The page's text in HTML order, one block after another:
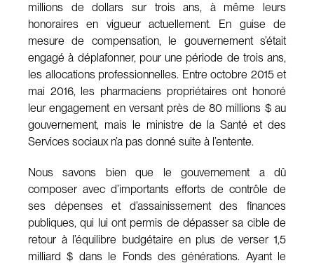
millions de dollars sur trois ans, à même leurs
honoraires en vigueur actuellement. En guise de
mesure de compensation, le gouvernement s’était
engagé à déplafonner, pour une période de trois ans,
les allocations professionnelles. Entre octobre 2015 et
mai 2016, les pharmaciens propriétaires ont honoré
leur engagement en versant près de 80 millions $ au
gouvernement, mais le ministre de la Santé et des
Services sociaux n’a pas donné suite à l’entente.
Nous savons bien que le gouvernement a dû
composer avec d’importants efforts de contrôle de
ses dépenses et d’assainissement des finances
publiques, qui lui ont permis de dépasser sa cible de
retour à l’équilibre budgétaire en plus de verser 1,5
milliard $ dans le Fonds des générations. Ayant le